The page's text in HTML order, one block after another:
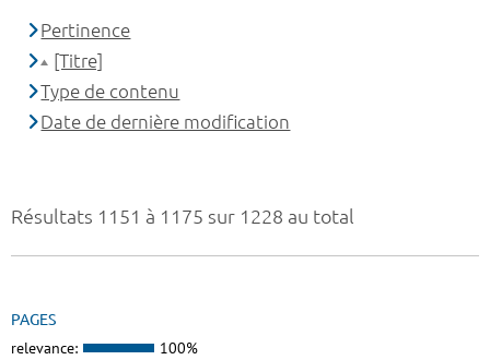
Résultats 1151 à 1175 sur 1228 au total
PAGES
relevance: 100%
Pertinence
[Titre]
Type de contenu
Date de dernière modification